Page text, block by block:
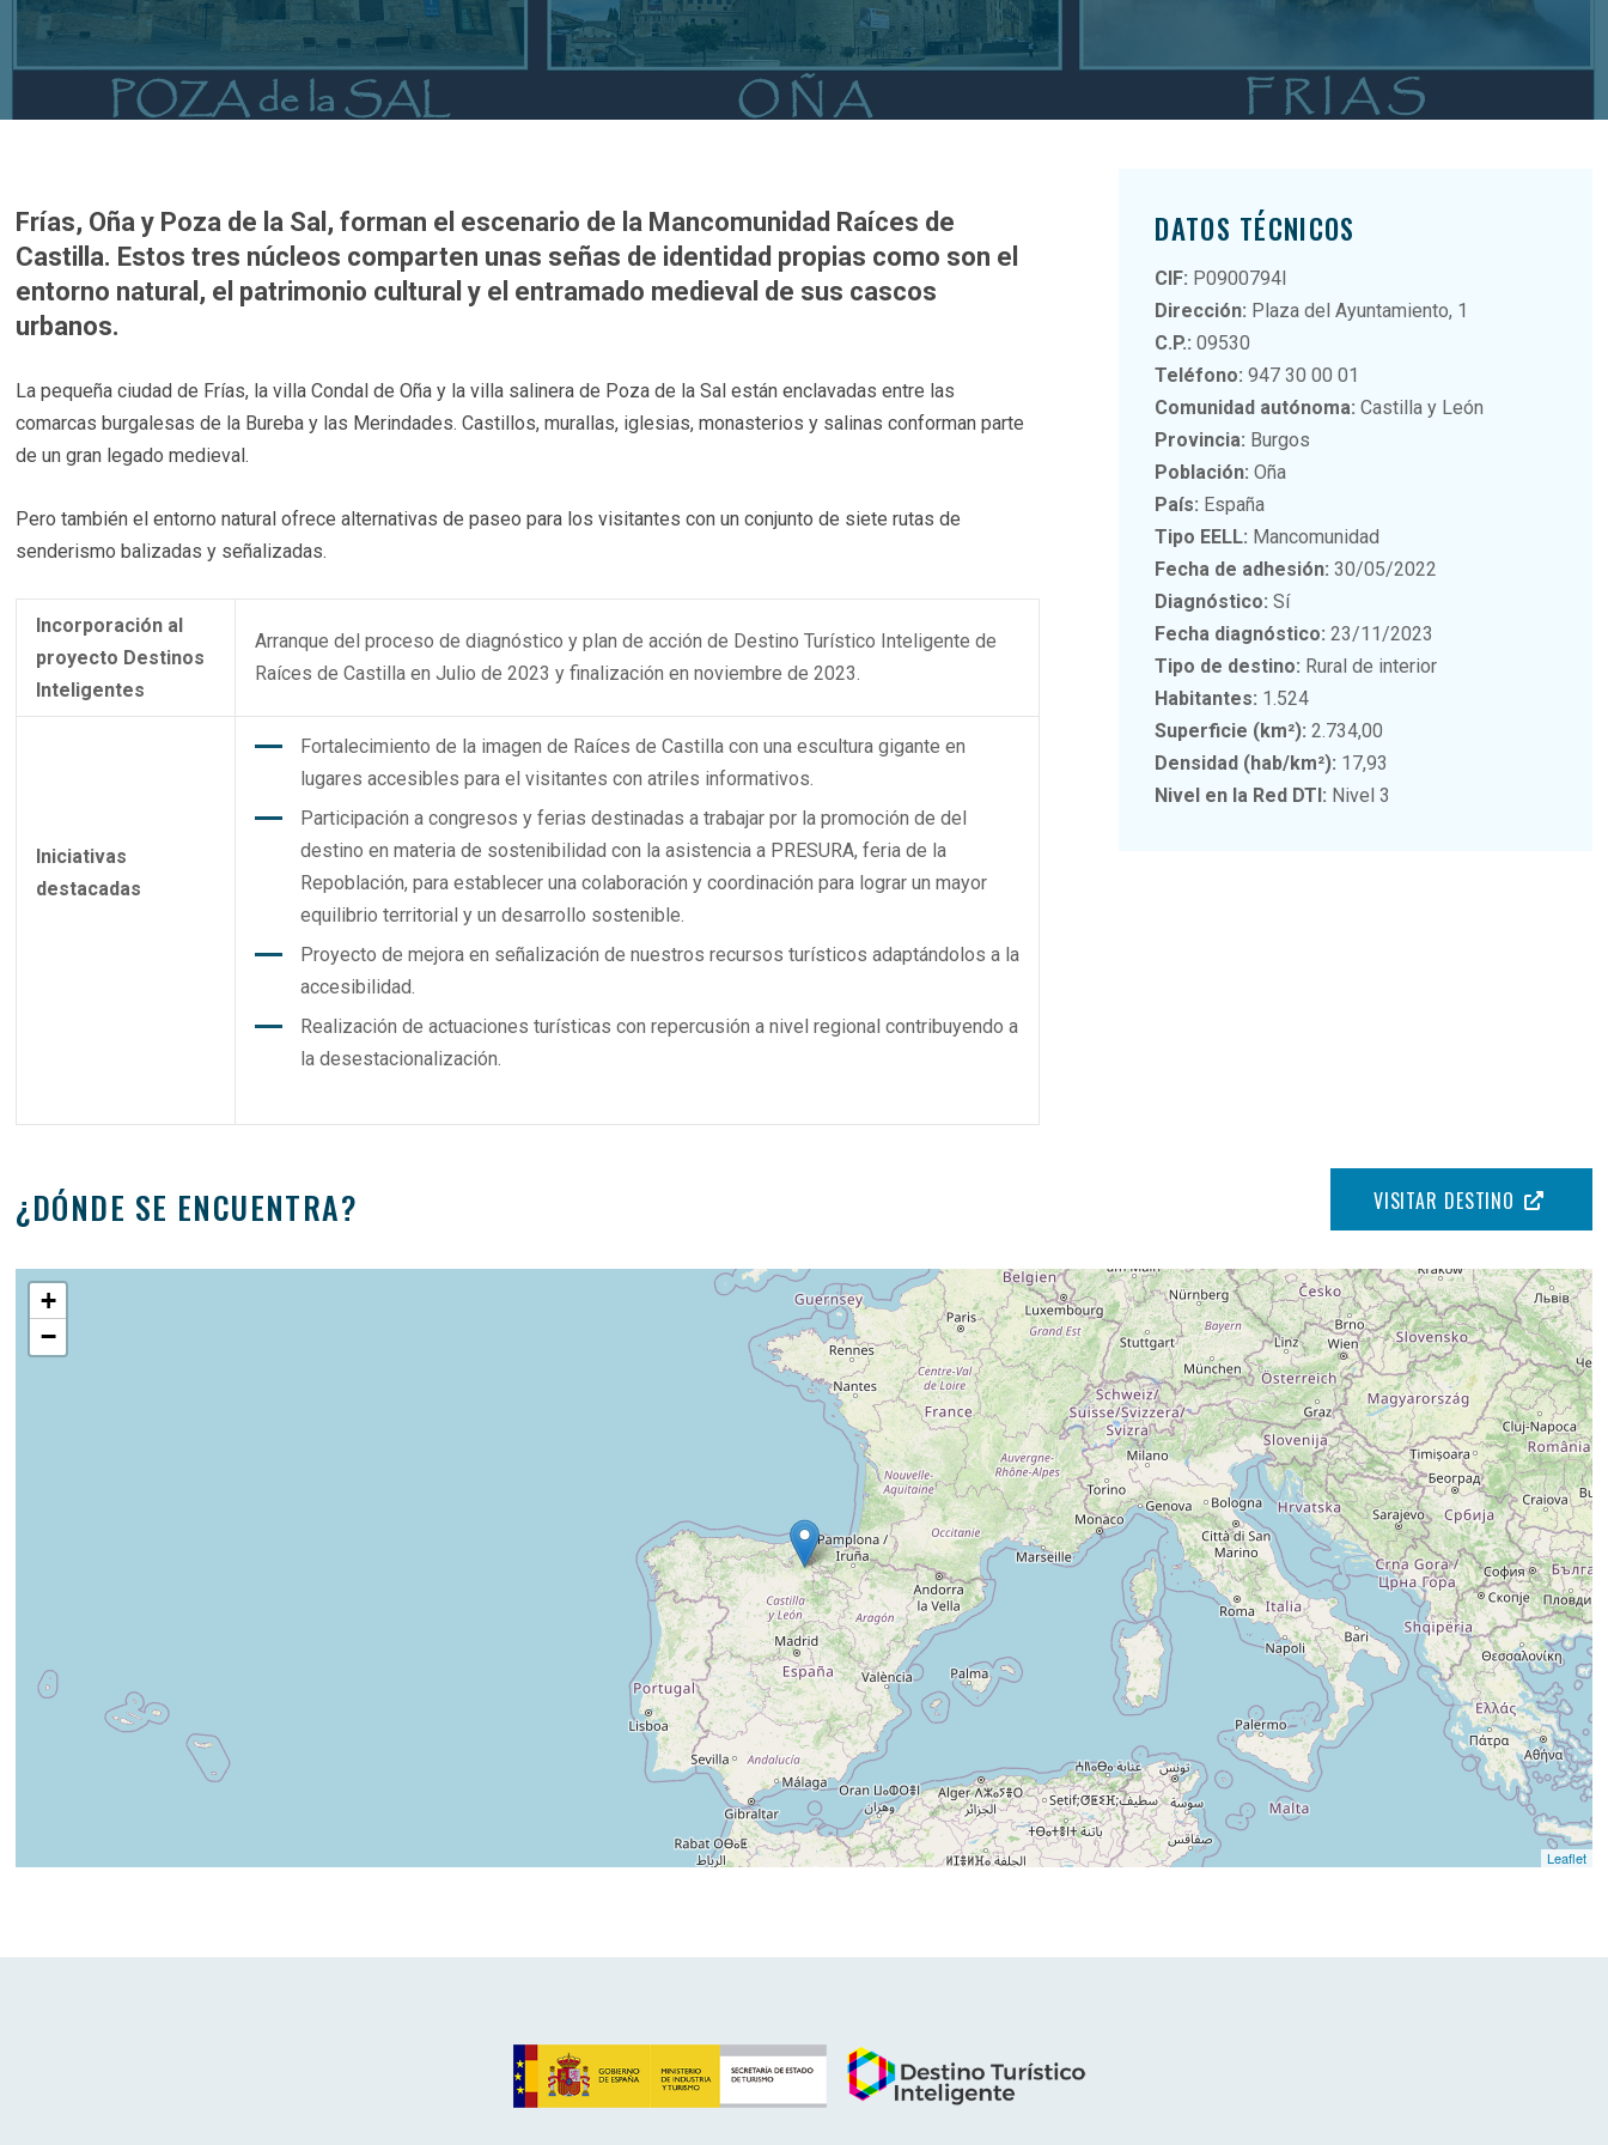
Frías, Oña y Poza de la Sal, forman el escenario de la Mancomunidad Raíces de
Castilla. Estos tres núcleos comparten unas señas de identidad propias como son el
entorno natural, el patrimonio cultural y el entramado medieval de sus cascos
urbanos.
La pequeña ciudad de Frías, la villa Condal de Oña y la villa salinera de Poza de la Sal están enclavadas entre las
comarcas burgalesas de la Bureba y las Merindades. Castillos, murallas, iglesias, monasterios y salinas conforman parte
de un gran legado medieval.
Pero también el entorno natural ofrece alternativas de paseo para los visitantes con un conjunto de siete rutas de
senderismo balizadas y señalizadas.
Incorporación al
proyecto Destinos
Inteligentes
Arranque del proceso de diagnóstico y plan de acción de Destino Turístico Inteligente de
Raíces de Castilla en Julio de 2023 y finalización en noviembre de 2023.
Iniciativas
destacadas
Fortalecimiento de la imagen de Raíces de Castilla con una escultura gigante en
lugares accesibles para el visitantes con atriles informativos.
Participación a congresos y ferias destinadas a trabajar por la promoción de del
destino en materia de sostenibilidad con la asistencia a PRESURA, feria de la
Repoblación, para establecer una colaboración y coordinación para lograr un mayor
equilibrio territorial y un desarrollo sostenible.
Proyecto de mejora en señalización de nuestros recursos turísticos adaptándolos a la
accesibilidad.
Realización de actuaciones turísticas con repercusión a nivel regional contribuyendo a
la desestacionalización.
DATOS TÉCNICOS
CIF: P0900794I
Dirección: Plaza del Ayuntamiento, 1
C.P.: 09530
Teléfono: 947 30 00 01
Comunidad autónoma: Castilla y León
Provincia: Burgos
Población: Oña
País: España
Tipo EELL: Mancomunidad
Fecha de adhesión: 30/05/2022
Diagnóstico: Sí
Fecha diagnóstico: 23/11/2023
Tipo de destino: Rural de interior
Habitantes: 1.524
Superficie (km²): 2.734,00
Densidad (hab/km²): 17,93
Nivel en la Red DTI: Nivel 3
¿DÓNDE SE ENCUENTRA? VISITAR DESTINO
+
−
Leaflet